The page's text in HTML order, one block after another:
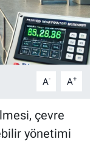
A- A+
çevre
yönetimi